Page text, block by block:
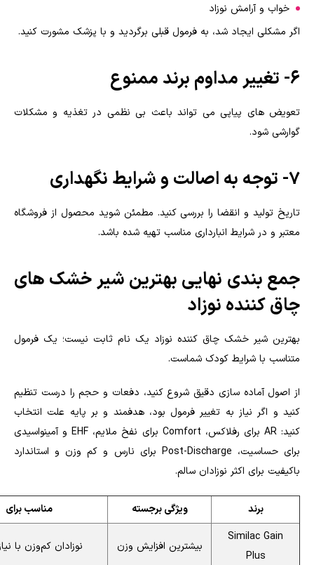
خواب و آرامش نوزاد
اگر مشکلی ایجاد شد، به فرمول قبلی برگردید و با پزشک مشورت کنید.
۶- تغییر مداوم برند ممنوع
تعویض های پیاپی می تواند باعث بی نظمی در تغذیه و مشکلات
گوارشی شود.
۷- توجه به اصالت و شرایط نگهداری
تاریخ تولید و انقضا را بررسی کنید. مطمئن شوید محصول از فروشگاه
معتبر و در شرایط انبارداری مناسب تهیه شده باشد.
جمع بندی نهایی بهترین شیر خشک های
چاق کننده نوزاد
بهترین شیر خشک چاق کننده نوزاد یک نام ثابت نیست؛ یک فرمول
متناسب با شرایط کودک شماست.
از اصول آماده سازی دقیق شروع کنید، دفعات و حجم را درست تنظیم
کنید و اگر نیاز به تغییر فرمول بود، هدفمند و بر پایه علت انتخاب
کنید: AR برای رفلاکس، Comfort برای نفخ ملایم، EHF و آمینواسیدی
برای حساسیت، Post-Discharge برای نارس و کم وزن و استاندارد
باکیفیت برای اکثر نوزادان سالم.
برند ویژگی برجسته
مناسب برای
Similac Gain
Plus
بیشترین افزایش وزن نوزادان کم‌وزن با